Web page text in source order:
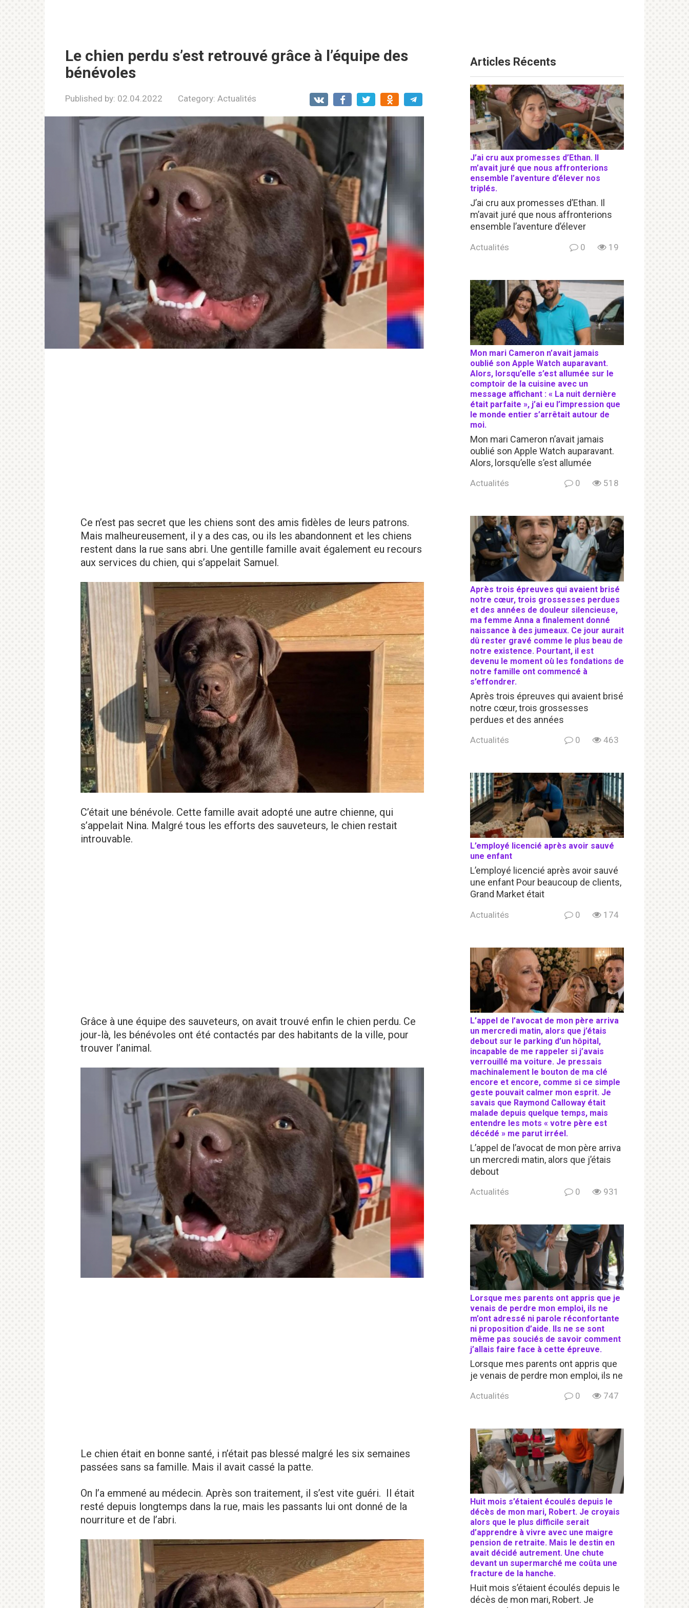
Le chien perdu s’est retrouvé grâce à l’équipe des
bénévoles
Published by: 02.04.2022 Category: Actualités
Ce n’est pas secret que les chiens sont des amis fidèles de leurs patrons.
Mais malheureusement, il y a des cas, ou ils les abandonnent et les chiens
restent dans la rue sans abri. Une gentille famille avait également eu recours
aux services du chien, qui s’appelait Samuel.
C’était une bénévole. Cette famille avait adopté une autre chienne, qui
s’appelait Nina. Malgré tous les efforts des sauveteurs, le chien restait
introuvable.
Grâce à une équipe des sauveteurs, on avait trouvé enfin le chien perdu. Ce
jour-là, les bénévoles ont été contactés par des habitants de la ville, pour
trouver l’animal.
Le chien était en bonne santé, i n’était pas blessé malgré les six semaines
passées sans sa famille. Mais il avait cassé la patte.
On l’a emmené au médecin. Après son traitement, il s’est vite guéri. Il était
resté depuis longtemps dans la rue, mais les passants lui ont donné de la
nourriture et de l’abri.
Articles Récents
J’ai cru aux promesses d’Ethan. Il
m’avait juré que nous affronterions
ensemble l’aventure d’élever nos
triplés.
J’ai cru aux promesses d’Ethan. Il
m’avait juré que nous affronterions
ensemble l’aventure d’élever
Actualités 0 19
Mon mari Cameron n’avait jamais
oublié son Apple Watch auparavant.
Alors, lorsqu’elle s’est allumée sur le
comptoir de la cuisine avec un
message affichant : « La nuit dernière
était parfaite », j’ai eu l’impression que
le monde entier s’arrêtait autour de
moi.
Mon mari Cameron n’avait jamais
oublié son Apple Watch auparavant.
Alors, lorsqu’elle s’est allumée
Actualités 0 518
Après trois épreuves qui avaient brisé
notre cœur, trois grossesses perdues
et des années de douleur silencieuse,
ma femme Anna a finalement donné
naissance à des jumeaux. Ce jour aurait
dû rester gravé comme le plus beau de
notre existence. Pourtant, il est
devenu le moment où les fondations de
notre famille ont commencé à
s’effondrer.
Après trois épreuves qui avaient brisé
notre cœur, trois grossesses
perdues et des années
Actualités 0 463
L’employé licencié après avoir sauvé
une enfant
L’employé licencié après avoir sauvé
une enfant Pour beaucoup de clients,
Grand Market était
Actualités 0 174
L’appel de l’avocat de mon père arriva
un mercredi matin, alors que j’étais
debout sur le parking d’un hôpital,
incapable de me rappeler si j’avais
verrouillé ma voiture. Je pressais
machinalement le bouton de ma clé
encore et encore, comme si ce simple
geste pouvait calmer mon esprit. Je
savais que Raymond Calloway était
malade depuis quelque temps, mais
entendre les mots « votre père est
décédé » me parut irréel.
L’appel de l’avocat de mon père arriva
un mercredi matin, alors que j’étais
debout
Actualités 0 931
Lorsque mes parents ont appris que je
venais de perdre mon emploi, ils ne
m’ont adressé ni parole réconfortante
ni proposition d’aide. Ils ne se sont
même pas souciés de savoir comment
j’allais faire face à cette épreuve.
Lorsque mes parents ont appris que
je venais de perdre mon emploi, ils ne
Actualités 0 747
Huit mois s’étaient écoulés depuis le
décès de mon mari, Robert. Je croyais
alors que le plus difficile serait
d’apprendre à vivre avec une maigre
pension de retraite. Mais le destin en
avait décidé autrement. Une chute
devant un supermarché me coûta une
fracture de la hanche.
Huit mois s’étaient écoulés depuis le
décès de mon mari, Robert. Je